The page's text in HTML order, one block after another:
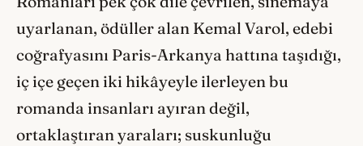
uyarlanan, ödüller alan Kemal Varol, edebi
coğrafyasını Paris-Arkanya hattına taşıdığı,
iç içe geçen iki hikâyeyle ilerleyen bu
romanda insanları ayıran değil,
ortaklaştıran yaraları; suskunluğu